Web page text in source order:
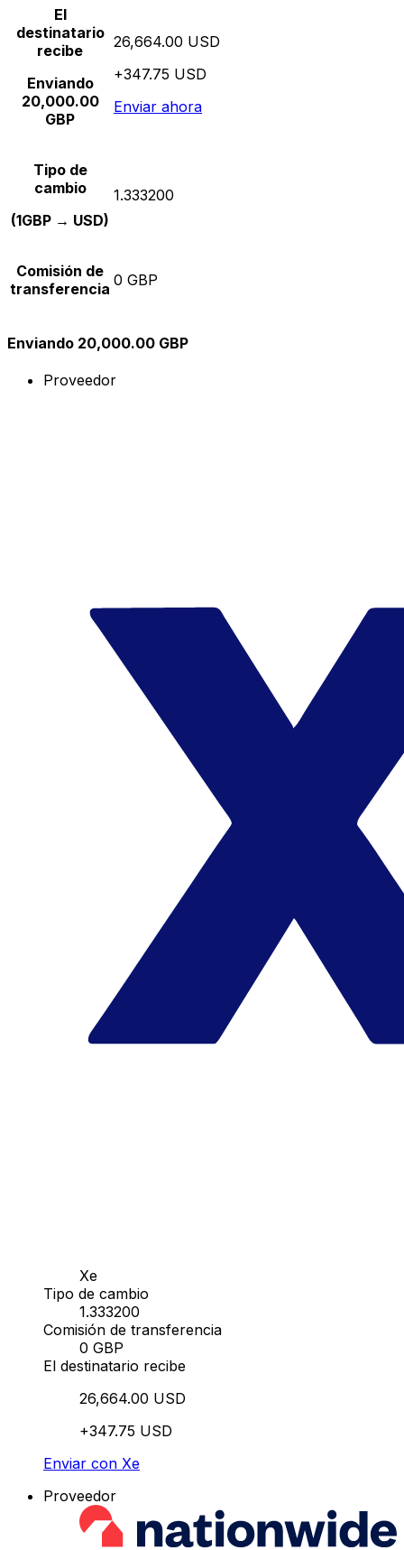
El
destinatario
recibe
Enviando
20,000.00
GBP
26,664.00 USD
+347.75 USD
Enviar ahora
Tipo de
cambio
(1GBP → USD)
1.333200
Comisión de
transferencia 0 GBP
Enviando 20,000.00 GBP
Proveedor
Xe
Tipo de cambio
1.333200
Comisión de transferencia
0 GBP
El destinatario recibe
26,664.00 USD
+347.75 USD
Enviar con Xe
Proveedor